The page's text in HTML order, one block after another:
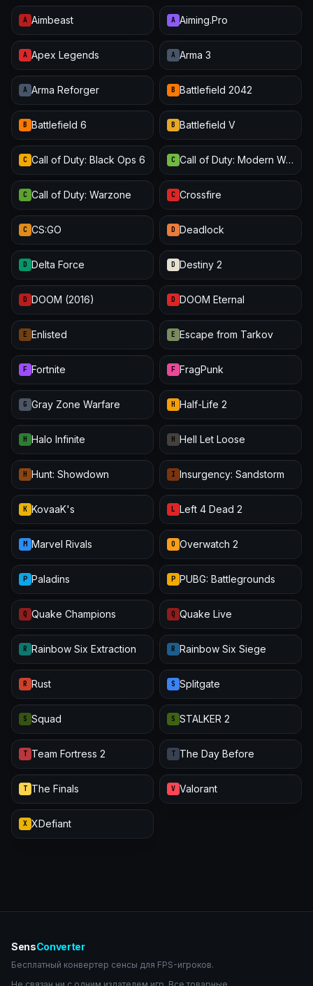
A Aimbeast A Aiming.Pro
A Apex Legends A Arma 3
A Arma Reforger B Battlefield 2042
B Battlefield 6 B Battlefield V
C Call of Duty: Black Ops 6 C Call of Duty: Modern Warfare III
C Call of Duty: Warzone C Crossfire
C CS:GO D Deadlock
D Delta Force D Destiny 2
D DOOM (2016) D DOOM Eternal
E Enlisted E Escape from Tarkov
F Fortnite F FragPunk
G Gray Zone Warfare H Half-Life 2
H Halo Infinite H Hell Let Loose
H Hunt: Showdown I Insurgency: Sandstorm
K KovaaK's L Left 4 Dead 2
M Marvel Rivals O Overwatch 2
P Paladins P PUBG: Battlegrounds
Q Quake Champions Q Quake Live
R Rainbow Six Extraction R Rainbow Six Siege
R Rust S Splitgate
S Squad S STALKER 2
T Team Fortress 2 T The Day Before
T The Finals V Valorant
X XDefiant
SensConverter
Бесплатный конвертер сенсы для FPS-игроков.